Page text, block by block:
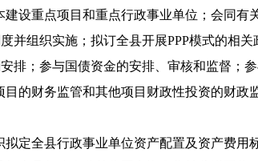
设重点项目和重点行政事业单位；会同有
组织实施；拟订全县开展PPP模式的相关
；参与国债资金的安排、审核和监督；
的财务监管和其他项目财政性投资的财
全县行政事业单位资产配置及资产费用